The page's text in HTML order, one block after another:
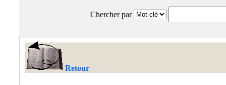
Chercher par
Retour